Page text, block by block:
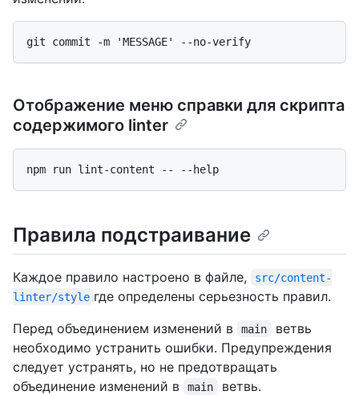
Отображение меню справки для скрипта
содержимого linter
Правила подстраивание
Каждое правило настроено в файле,
src/content-
linter/style где определены серьезность правил.
Перед объединением изменений в
main
ветвь
необходимо устранить ошибки. Предупреждения
следует устранять, но не предотвращать
объединение изменений в
main
ветвь.